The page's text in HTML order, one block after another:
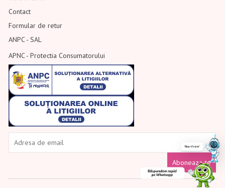
Contact
Formular de retur
ANPC - SAL
APNC - Protectia Consumatorului
Aboneaza-te